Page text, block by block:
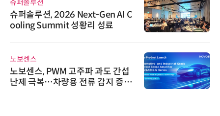
슈퍼솔루션
슈퍼솔루션, 2026 Next-Gen AI C
ooling Summit 성황리 성료
노보센스
노보센스, PWM 고주파 과도 간섭
난제 극복…차량용 전류 감지 증폭